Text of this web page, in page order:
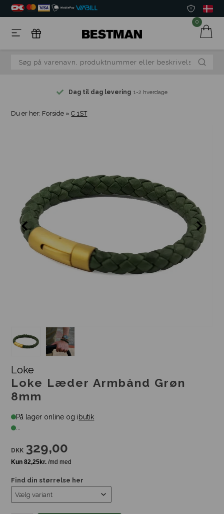
0
Dag til dag levering 1-2 hverdage
Du er her: Forside »C 1ST
Loke
Loke Læder Armbånd Grøn
8mm
På lager online og ibutik
...
DKK 329,00
Find din størrelse her